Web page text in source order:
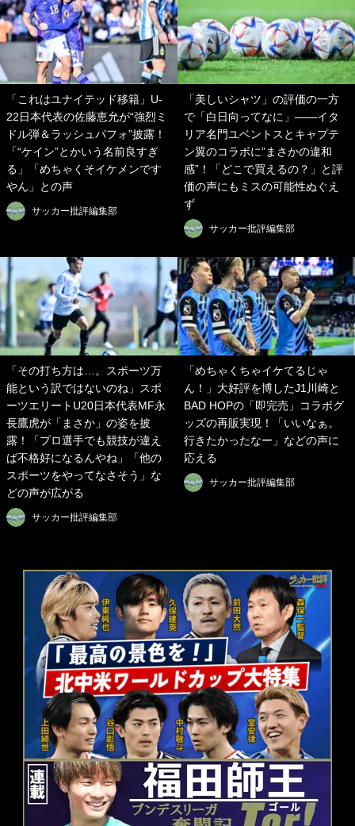
「これはユナイテッド移籍」U-
22日本代表の佐藤恵允が“強烈ミ
ドル弾＆ラッシュパフォ”披露！
「“ケイン”とかいう名前良すぎ
る」「めちゃくそイケメンです
やん」との声
サッカー批評編集部
「美しいシャツ」の評価の一方
で「白日向ってなに」――イタ
リア名門ユベントスとキャプテ
ン翼のコラボに”まさかの違和
感”！「どこで買えるの？」と評
価の声にもミスの可能性ぬぐえ
ず
サッカー批評編集部
「その打ち方は…。スポーツ万
能という訳ではないのね」スポ
ーツエリートU20日本代表MF永
長鷹虎が「まさか」の姿を披
露！「プロ選手でも競技が違え
ば不格好になるんやね」「他の
スポーツをやってなさそう」な
どの声が広がる
サッカー批評編集部
「めちゃくちゃイケてるじゃ
ん！」大好評を博したJ1川崎と
BAD HOPの「即完売」コラボグ
ッズの再販実現！「いいなぁ。
行きたかったなー」などの声に
応える
サッカー批評編集部